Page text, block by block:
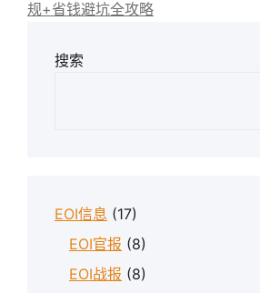
规+省钱避坑全攻略
搜索
EOI信息 (17)
EOI官报 (8)
EOI战报 (8)